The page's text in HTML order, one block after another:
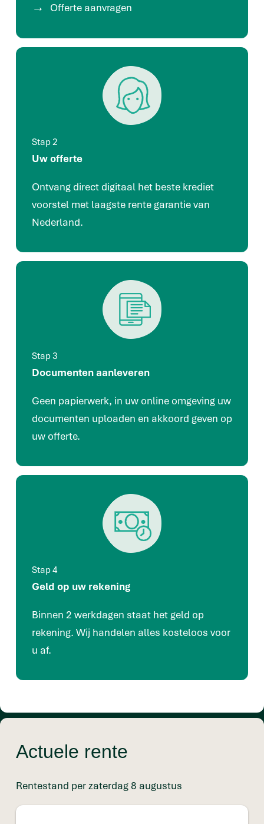
Offerte aanvragen
Stap 2
Uw offerte
Ontvang direct digitaal het beste krediet
voorstel met laagste rente garantie van
Nederland.
Stap 3
Documenten aanleveren
Geen papierwerk, in uw online omgeving uw
documenten uploaden en akkoord geven op
uw offerte.
Stap 4
Geld op uw rekening
Binnen 2 werkdagen staat het geld op
rekening. Wij handelen alles kosteloos voor
u af.
Actuele rente
Rentestand per zaterdag 8 augustus